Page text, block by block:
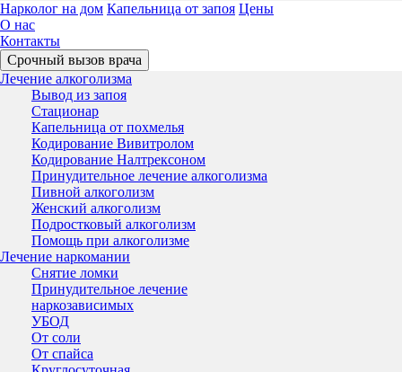
Нарколог на дом Капельница от запоя Цены
О нас
Контакты
Срочный вызов врача
Лечение алкоголизма
Вывод из запоя
Стационар
Капельница от похмелья
Кодирование Вивитролом
Кодирование Налтрексоном
Принудительное лечение алкоголизма
Пивной алкоголизм
Женский алкоголизм
Подростковый алкоголизм
Помощь при алкоголизме
Лечение наркомании
Снятие ломки
Принудительное лечение
наркозависимых
УБОД
От соли
От спайса